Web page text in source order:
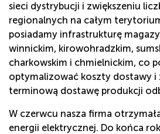
sieci dystrybucji i zwiększeniu
regionalnych na całym
posiadamy infrastrukturę
winnickim, kirowohradzkim,
charkowskim i chmielnickim, co
optymalizować koszty dostawy i
terminową dostawę produkcji
W czerwcu nasza firma
energii elektrycznej. Do końca